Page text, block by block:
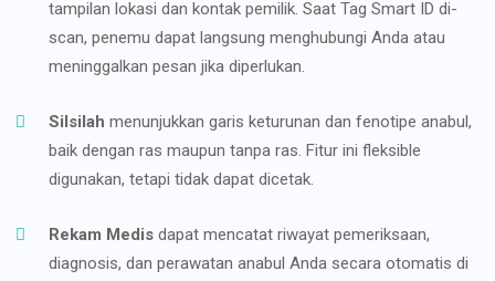
tampilan lokasi dan kontak pemilik. Saat Tag Smart ID di-
scan, penemu dapat langsung menghubungi Anda atau
meninggalkan pesan jika diperlukan.
Silsilah menunjukkan garis keturunan dan fenotipe anabul,
baik dengan ras maupun tanpa ras. Fitur ini fleksible
digunakan, tetapi tidak dapat dicetak.
Rekam Medis dapat mencatat riwayat pemeriksaan,
diagnosis, dan perawatan anabul Anda secara otomatis di